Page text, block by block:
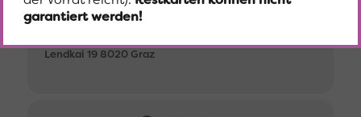
Grazer Murinsel
Lendkai 19 8020 Graz
garantiert werden!